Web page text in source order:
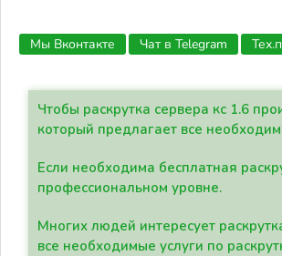
Мы Вконтакте Чат в Telegram
Чтобы раскрутка сервера кс 1.6
который предлагает все
Если необходима бесплатная
профессиональном уровне.
Многих людей интересует
все необходимые услуги по